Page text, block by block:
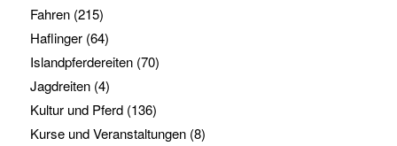
Fahren(215)
Haflinger(64)
Islandpferdereiten(70)
Jagdreiten(4)
Kultur und Pferd(136)
Kurse und Veranstaltungen(8)